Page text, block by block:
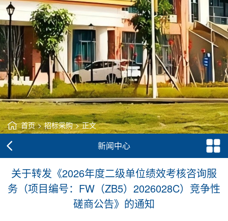
首页 > 招标采购 > 正文
新闻中心
关于转发《2026年度二级单位绩效考核咨询服
务（项目编号：FW（ZB5）2026028C）竞争性
磋商公告》的通知